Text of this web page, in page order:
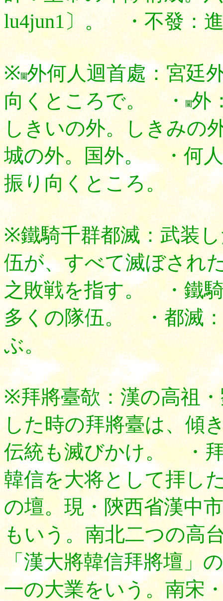
lu4jun1〕。 ・不發：
※ 外何人迴首處：宮廷
向くところで。 ・ 外
しきいの外。しきみの
城の外。国外。 ・何
振り向くところ。
※鐵騎千群都滅：武装
伍が、すべて滅ぼされ
之敗戦を指す。 ・鐵
多くの隊伍。 ・都滅
ぶ。
※拜將臺欹：漢の高祖
した時の拜將臺は、傾
伝統も滅びかけ。 ・
韓信を大将として拝し
の壇。現・陝西省漢中
もいう。南北二つの高
「漢大將韓信拜將壇」
一の大業をいう。南宋